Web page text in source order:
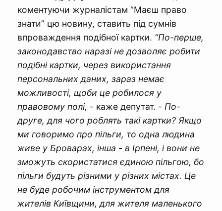
коментуючи журналістам “Маєш право
знати” цю новину, ставить під сумнів
впроваждення подібної картки. “По-перше,
законодавство наразі не дозволяє робити
подібні картки, через використання
персональних даних, зараз немає
можливості, щоби це робилося у
правовому полі, - каже депутат. - По-
друге, для чого роблять такі картки? Якщо
ми говоримо про пільги, то одна людина
живе у Броварах, інша - в Ірпені, і вони не
зможуть скористатися єдиною пільгою, бо
пільги будуть різними у різних містах. Це
не буде робочим інструментом для
жителів Київщини, для жителя маленького